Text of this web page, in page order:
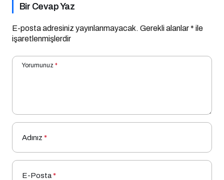
Bir Cevap Yaz
E-posta adresiniz yayınlanmayacak. Gerekli alanlar* ile
işaretlenmişlerdir
Yorumunuz *
Adınız *
E-Posta*